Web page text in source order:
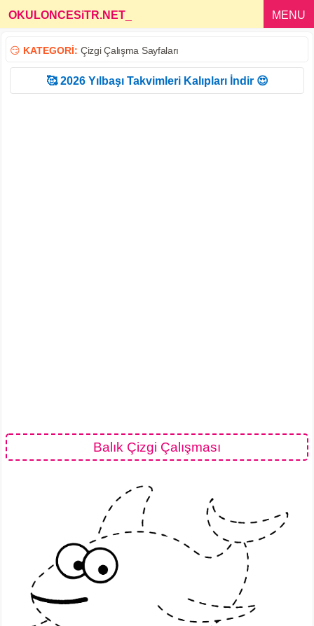
OKULONCESiTR.NET MENU
😏 KATEGORİ: Çizgi Çalışma Sayfaları
🥰 2026 Yılbaşı Takvimleri Kalıpları İndir 😍
Balık Çizgi Çalışması